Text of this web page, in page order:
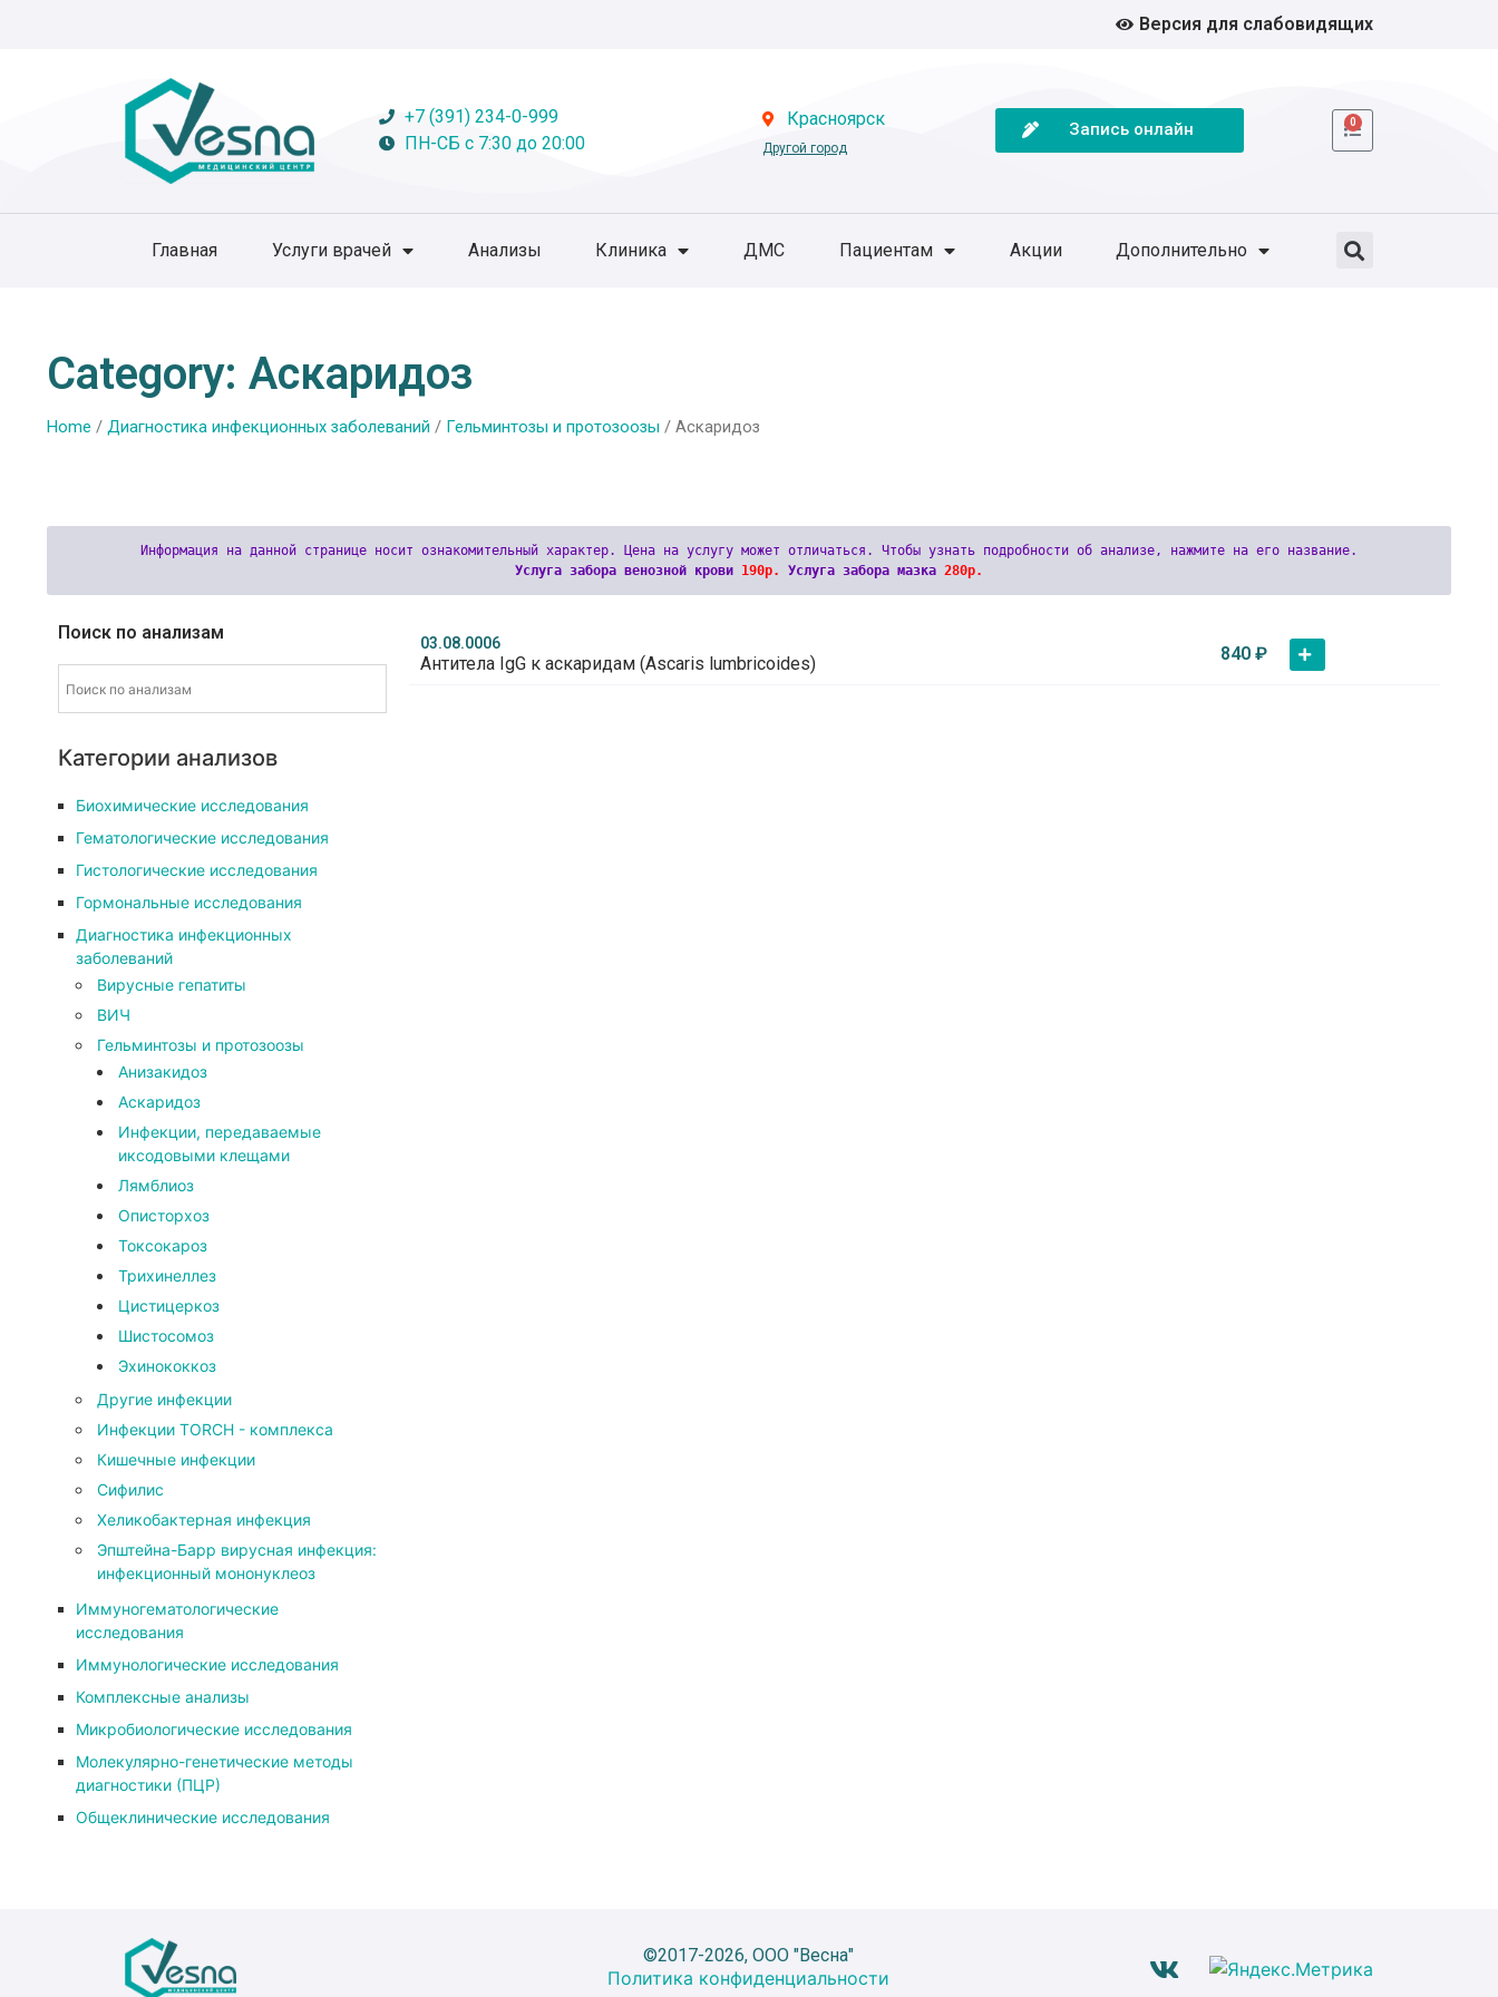
Версия для слабовидящих
+7 (391) 234-0-999
ПН-СБ с 7:30 до 20:00
Красноярск
Другой город
Запись онлайн 0
Главная Услуги врачей Анализы Клиника ДМС Пациентам Акции Дополнительно
Category: Аскаридоз
Home / Диагностика инфекционных заболеваний / Гельминтозы и протозоозы / Аскаридоз
Услуга забора венозной крови 190р. Услуга забора мазка 280р.
Поиск по анализам
Категории анализов
Биохимические исследования
Гематологические исследования
Гистологические исследования
Гормональные исследования
Диагностика инфекционных
заболеваний
Вирусные гепатиты
ВИЧ
Гельминтозы и протозоозы
Анизакидоз
Аскаридоз
Инфекции, передаваемые
иксодовыми клещами
Лямблиоз
Описторхоз
Токсокароз
Трихинеллез
Цистицеркоз
Шистосомоз
Эхинококкоз
Другие инфекции
Инфекции TORCH - комплекса
Кишечные инфекции
Сифилис
Хеликобактерная инфекция
Эпштейна-Барр вирусная инфекция:
инфекционный мононуклеоз
Иммуногематологические
исследования
Иммунологические исследования
Комплексные анализы
Микробиологические исследования
Молекулярно-генетические методы
диагностики (ПЦР)
Общеклинические исследования
03.08.0006
Антитела IgG к аскаридам (Ascaris lumbricoides) 840₽
©2017-2026, ООО "Весна"
Политика конфиденциальности